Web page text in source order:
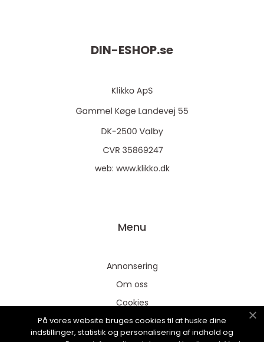
DIN-ESHOP.se
web: www.klikko.dk
Menu
Annonsering
Om oss
Cookies
Kontakta oss
Sitemap
På vores website bruges cookies til at huske dine
indstillinger, statistik og personalisering af indhold og